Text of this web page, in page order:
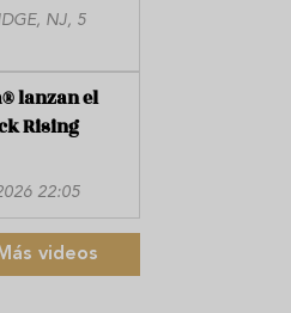
NJ, 5
lanzan el
Rising
22:05
Más videos